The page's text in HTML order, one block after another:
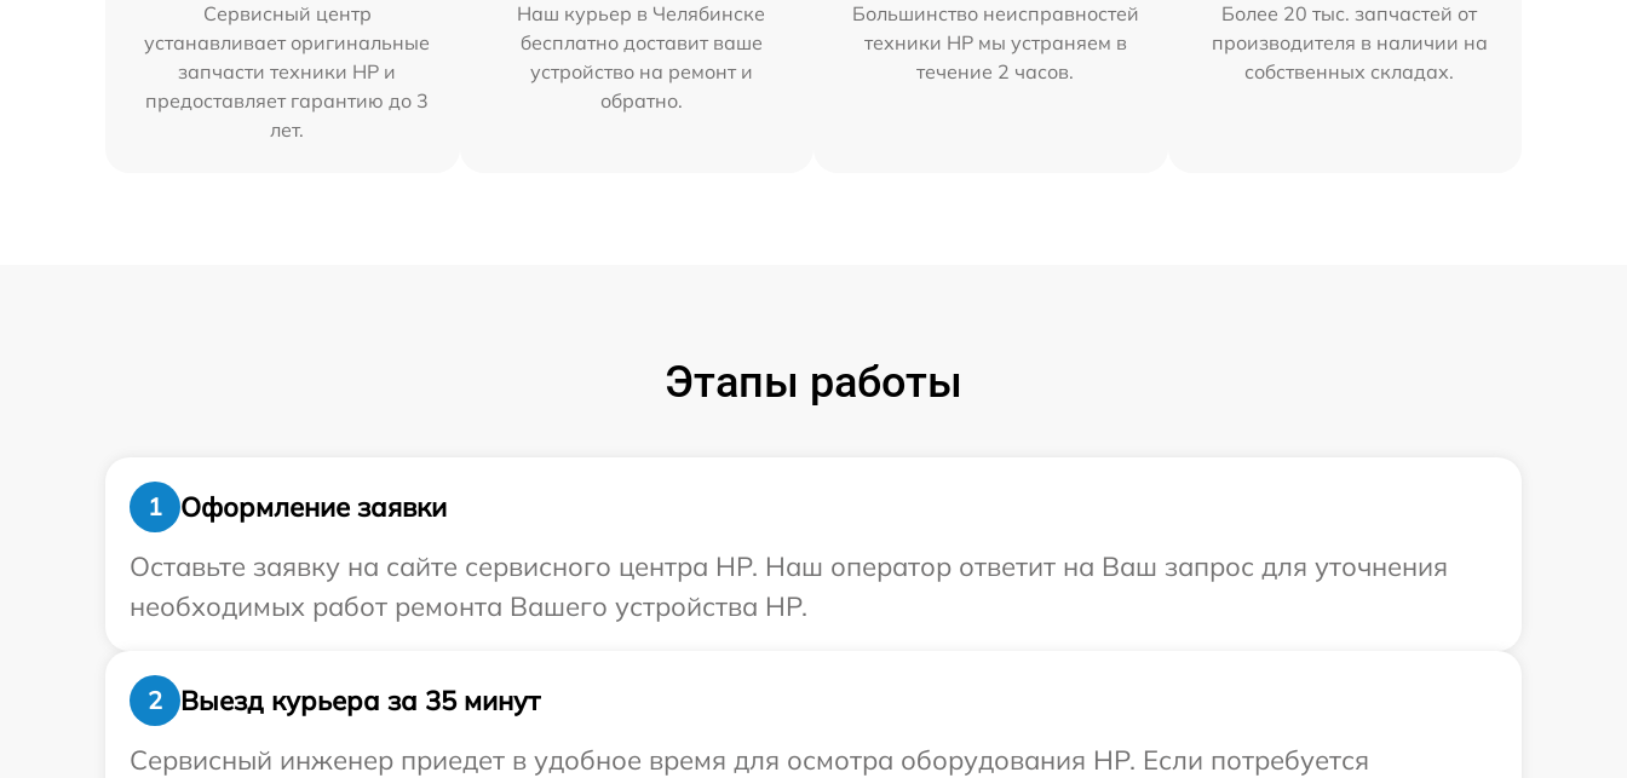
Сервисный центр
устанавливает оригинальные
запчасти техники HP и
предоставляет гарантию до 3
лет.
Наш курьер в Челябинске
бесплатно доставит ваше
устройство на ремонт и
обратно.
Большинство неисправностей
техники HP мы устраняем в
течение 2 часов.
Более 20 тыс. запчастей от
производителя в наличии на
собственных складах.
Этапы работы
1
Оформление заявки
Оставьте заявку на сайте сервисного центра HP. Наш оператор ответит на Ваш запрос для уточнения
необходимых работ ремонта Вашего устройства HP.
2
Выезд курьера за 35 минут
Сервисный инженер приедет в удобное время для осмотра оборудования HP. Если потребуется